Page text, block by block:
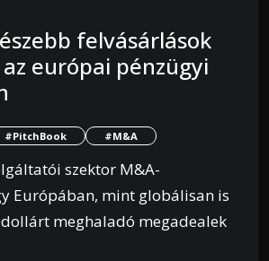
felvásárlások
európai pénzügyi
#PitchBook #M&A
szektor M&A-
Európában, mint globálisan is
meghaladó megadealek